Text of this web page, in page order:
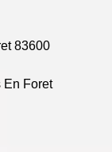
83600
En Foret